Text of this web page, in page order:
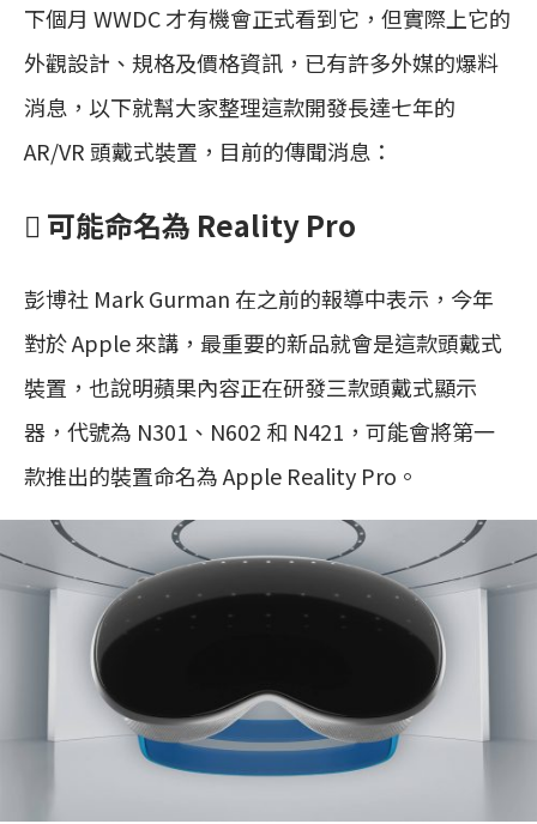
下個月 WWDC 才有機會正式看到它，但實際上它的
外觀設計、規格及價格資訊，已有許多外媒的爆料
消息，以下就幫大家整理這款開發長達七年的
AR/VR 頭戴式裝置，目前的傳聞消息：
 可能命名為 Reality Pro
彭博社 Mark Gurman 在之前的報導中表示，今年
對於 Apple 來講，最重要的新品就會是這款頭戴式
裝置，也說明蘋果內容正在研發三款頭戴式顯示
器，代號為 N301、N602 和 N421，可能會將第一
款推出的裝置命名為 Apple Reality Pro。